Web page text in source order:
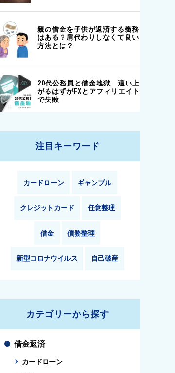
注目キーワード
カードローン ギャンブル
クレジットカード 任意整理
借金 債務整理
新型コロナウイルス 自己破産
カテゴリーから探す
借金返済
カードローン